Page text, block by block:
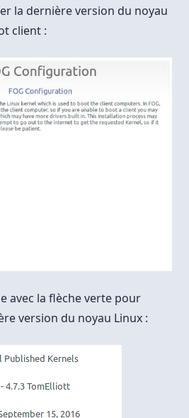
la dernière version du noyau
client :
avec la flèche verte pour
version du noyau Linux :